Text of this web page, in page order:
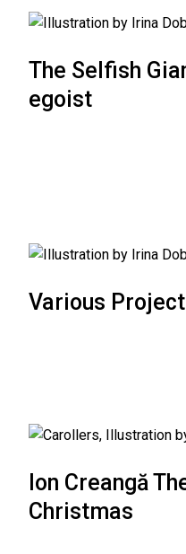
The Selfish
egoist
Various
Ion Creangă
Christmas